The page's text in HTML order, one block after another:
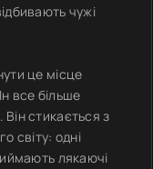
чужі
це місце
все більше
стикається з
світу: одні
лякаючі